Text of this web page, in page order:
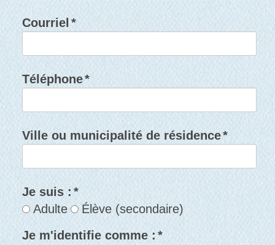
Courriel *
Téléphone*
Ville ou municipalité de résidence*
Je suis : *
Adulte
Élève (secondaire)
Je m'identifie comme : *